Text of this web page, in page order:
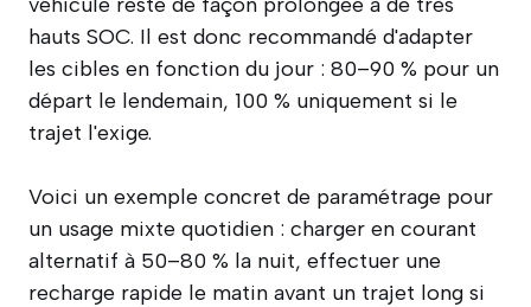
hauts SOC. Il est donc recommandé d'adapter
les cibles en fonction du jour : 80–90 % pour un
départ le lendemain, 100 % uniquement si le
trajet l'exige.
Voici un exemple concret de paramétrage pour
un usage mixte quotidien : charger en courant
alternatif à 50–80 % la nuit, effectuer une
recharge rapide le matin avant un trajet long si